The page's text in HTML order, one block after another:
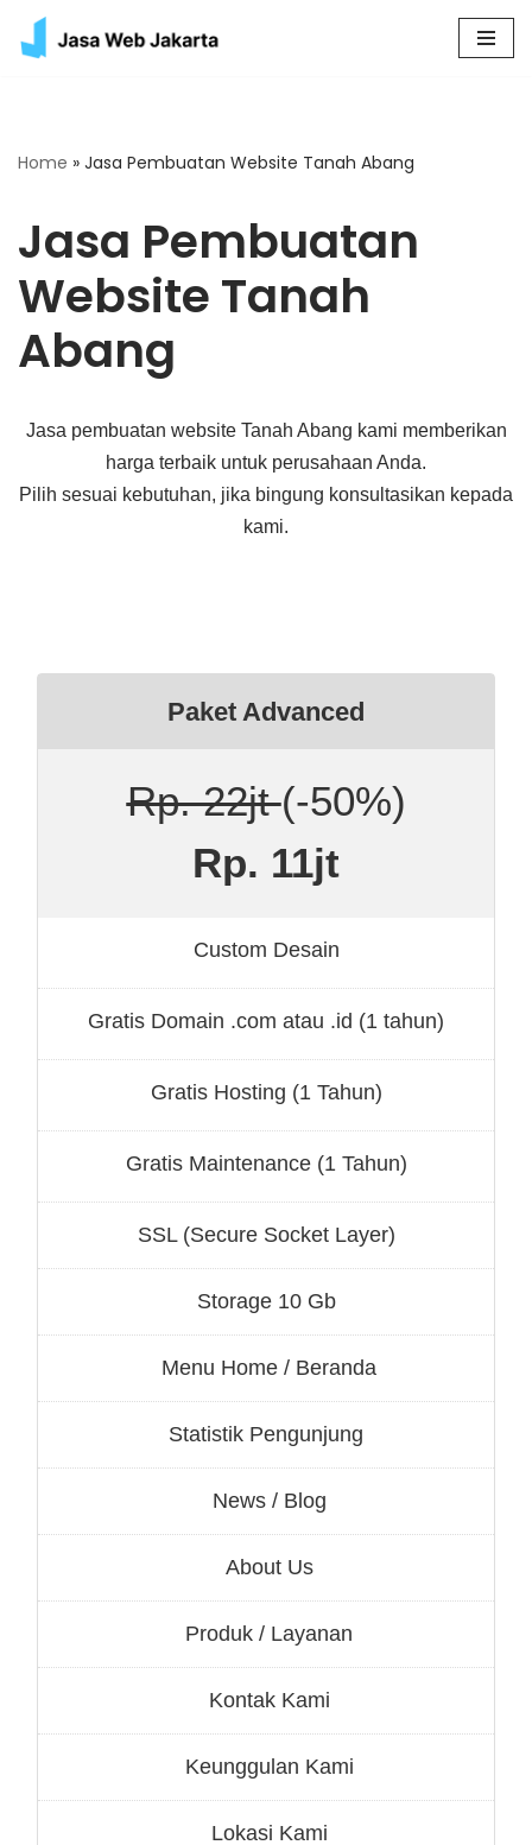
Skip
Home » Jasa Pembuatan Website Tanah Abang
Jasa Pembuatan
Website Tanah
Abang
Jasa pembuatan website Tanah Abang kami memberikan
harga terbaik untuk perusahaan Anda.
Pilih sesuai kebutuhan, jika bingung konsultasikan kepada
kami.
Paket Advanced
Rp. 22jt(-50%)
Rp. 11jt
Custom Desain
Gratis Domain .com atau .id (1 tahun)
Gratis Hosting (1 Tahun)
Gratis Maintenance (1 Tahun)
SSL (Secure Socket Layer)
Storage 10 Gb
Menu Home / Beranda
Statistik Pengunjung
News / Blog
About Us
Produk / Layanan
Kontak Kami
Keunggulan Kami
Lokasi Kami